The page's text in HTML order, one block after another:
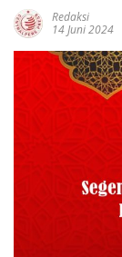
Redaksi
14 Juni 2024